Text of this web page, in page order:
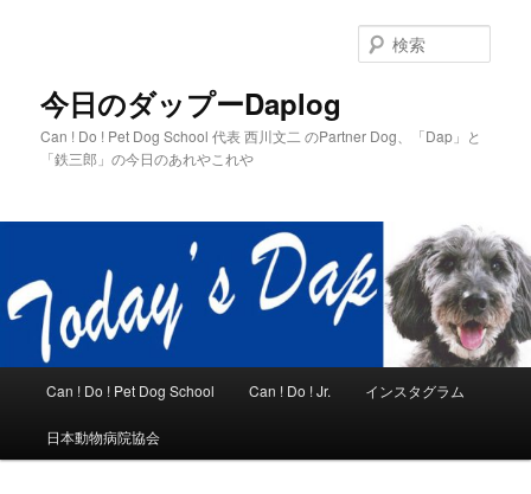
今日のダップーDaplog
Can ! Do ! Pet Dog School 代表 西川文二 のPartner Dog、「Dap」と
「鉄三郎」の今日のあれやこれや
索
メ
Can ! Do ! Pet Dog School Can ! Do ! Jr. インスタグラム
日本動物病院協会